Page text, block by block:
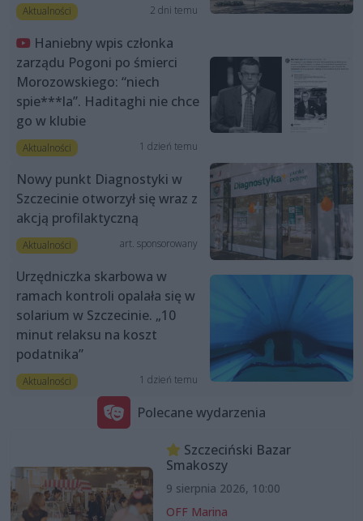
Aktualności 2 dni temu
Haniebny wpis członka
zarządu Pogoni po śmierci
Morozowskiego: “niech
spie***la”. Haditaghi nie chce
go w klubie
Aktualności 1 dzień temu
Nowy punkt Diagnostyki w
Szczecinie otworzył się wraz z
akcją profilaktyczną
Aktualności art. sponsorowany
Urzędniczka skarbowa w
ramach kontroli opalała się w
solarium w Szczecinie. „10
minut relaksu na koszt
podatnika”
Aktualności 1 dzień temu
Polecane wydarzenia
Szczeciński Bazar
Smakoszy
9 sierpnia 2026, 10:00
OFF Marina